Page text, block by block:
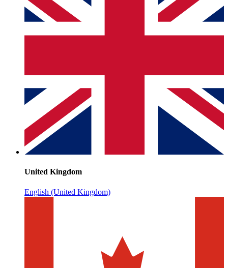
United Kingdom
English (United Kingdom)